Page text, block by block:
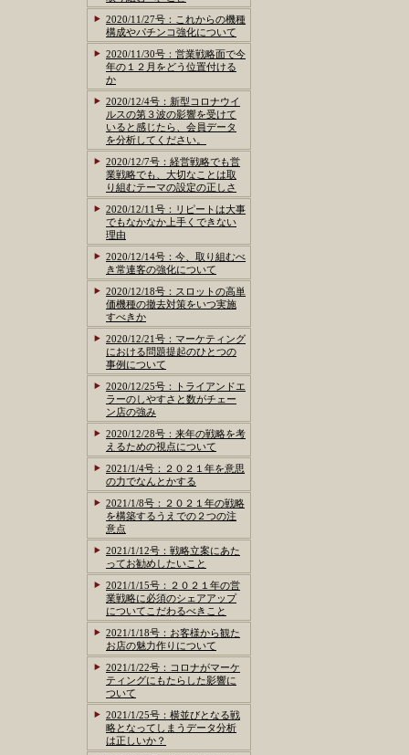
2020/11/27号：これからの機種
構成やパチンコ強化について
2020/11/30号：営業戦略面で今
年の１２月をどう位置付ける
か
2020/12/4号：新型コロナウイ
ルスの第３波の影響を受けて
いると感じたら、会員データ
を分析してください。
2020/12/7号：経営戦略でも営
業戦略でも、大切なことは取
り組むテーマの設定の正しさ
2020/12/11号：リピートは大事
でもなかなか上手くできない
理由
2020/12/14号：今、取り組むべ
き常連客の強化について
2020/12/18号：スロットの高単
価機種の撤去対策をいつ実施
すべきか
2020/12/21号：マーケティング
における問題提起のひとつの
事例について
2020/12/25号：トライアンドエ
ラーのしやすさと数がチェー
ン店の強み
2020/12/28号：来年の戦略を考
えるための視点について
2021/1/4号：２０２１年を意思
の力でなんとかする
2021/1/8号：２０２１年の戦略
を構築するうえでの２つの注
意点
2021/1/12号：戦略立案にあた
ってお勧めしたいこと
2021/1/15号：２０２１年の営
業戦略に必須のシェアアップ
についてこだわるべきこと
2021/1/18号：お客様から観た
お店の魅力作りについて
2021/1/22号：コロナがマーケ
ティングにもたらした影響に
ついて
2021/1/25号：横並びとなる戦
略となってしまうデータ分析
は正しいか？